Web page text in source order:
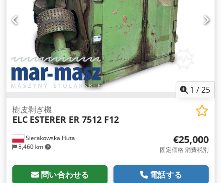
1 /25
Sierakowska Huta
8,460 km
樹皮剥ぎ機
ELC ESTERER ER 7512 F12
€25,000
固定価格 消費税別
問い合わせる 電話する